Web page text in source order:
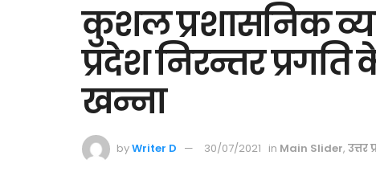
कुशल प्रशासनिक
प्रदेश निरन्तर
खन्ना
byWriter D 30/07/2021 in Main Slider, उत्तर